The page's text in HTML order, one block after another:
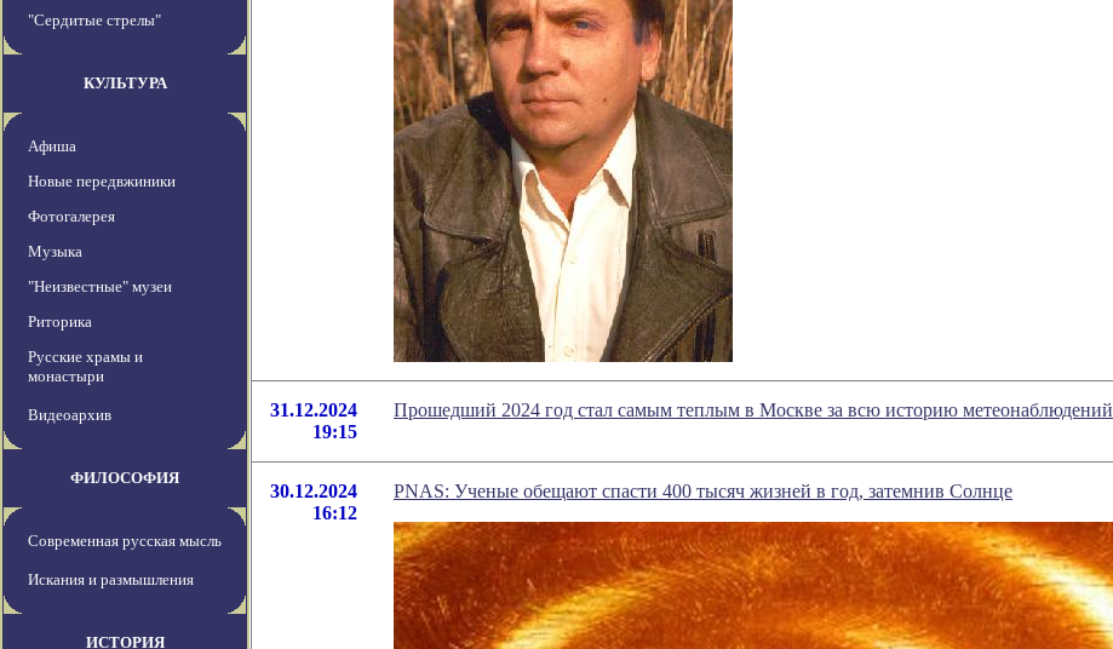
"Сердитые стрелы"
КУЛЬТУРА
Афиша
Новые передвжиники
Фотогалерея
Музыка
"Неизвестные" музеи
Риторика
Русские храмы и
монастыри
Видеоархив
ФИЛОСОФИЯ
Современная русская мысль
Искания и размышления
ИСТОРИЯ
31.12.2024
19:15
Прошедший 2024 год стал самым теплым в Москве за всю историю метеонаблюдений
30.12.2024
16:12
PNAS: Ученые обещают спасти 400 тысяч жизней в год, затемнив Солнце